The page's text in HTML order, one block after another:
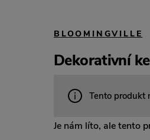
BLOOMINGVILLE
Dekorativní
Tento produkt
Je nám líto, ale tento